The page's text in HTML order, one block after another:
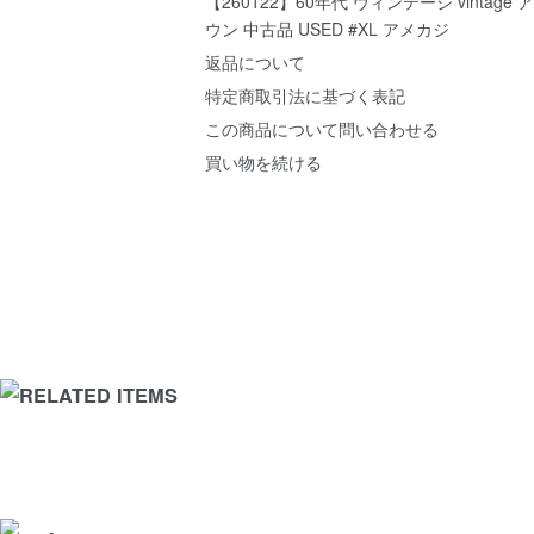
ウン 中古品 USED #XL アメカジ
返品について
特定商取引法に基づく表記
この商品について問い合わせる
買い物を続ける